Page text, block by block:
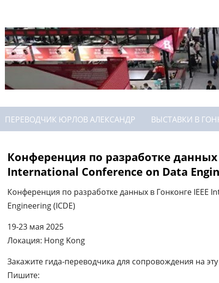
ПЕРЕВОДЧИК ЮРЛОВ АЛЕКСАНДР ВЫСТАВКИ В
Конференция по разработке данных
International Conference on Data
Конференция по разработке данных в Гонконге IEEE
Engineering (ICDE)
19-23 мая 2025
Локация: Hong Kong
Закажите гида-переводчика для сопровождения на эту
Пишите: